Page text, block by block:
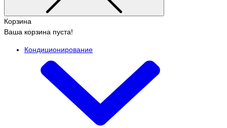
Корзина
Ваша корзина пуста!
Кондиционирование